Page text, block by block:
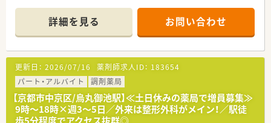
＊------------------------------------------＊
【店舗情報と応需状況について】
■最寄り駅である烏丸御池駅からは徒歩5分という好立地にあ
り、毎日の通勤も非常に快適で無理なく通うことができます。
■整形外科やリウマチ科を中心に1日80枚から90枚の処方箋を
応需しており、幅広い知識を身につけることができる環境です。
■薬剤師3名と事務員数名が在籍し、薬剤師が投薬業務に集中で
きるように人員体制がしっかりと整えられている薬局です。
詳細を見る お問い合わせ
更新日： 2026/07/16 薬剤師求人ID： 183654
パート・アルバイト
調剤薬局
【京都市中京区/烏丸御池駅】≪土日休みの薬局で増員募集≫
9時～18時×週3～5日／外来は整形外科がメイン！／駅徒